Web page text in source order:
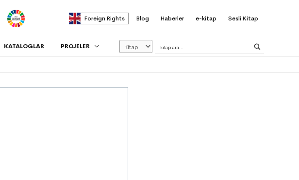
. Foreign Rights Blog Haberler e-kitap Sesli Kitap
KATALOGLAR PROJELER